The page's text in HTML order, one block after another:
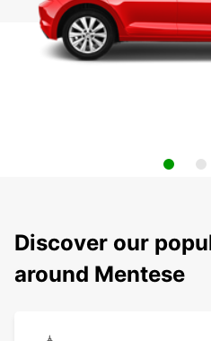
Discover our
around Mentese